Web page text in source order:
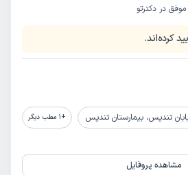
در دکترتو
کرده‌اند.
تندیس، بیمارستان تندیس +
1 مطب دیگر
مشاهده پروفایل